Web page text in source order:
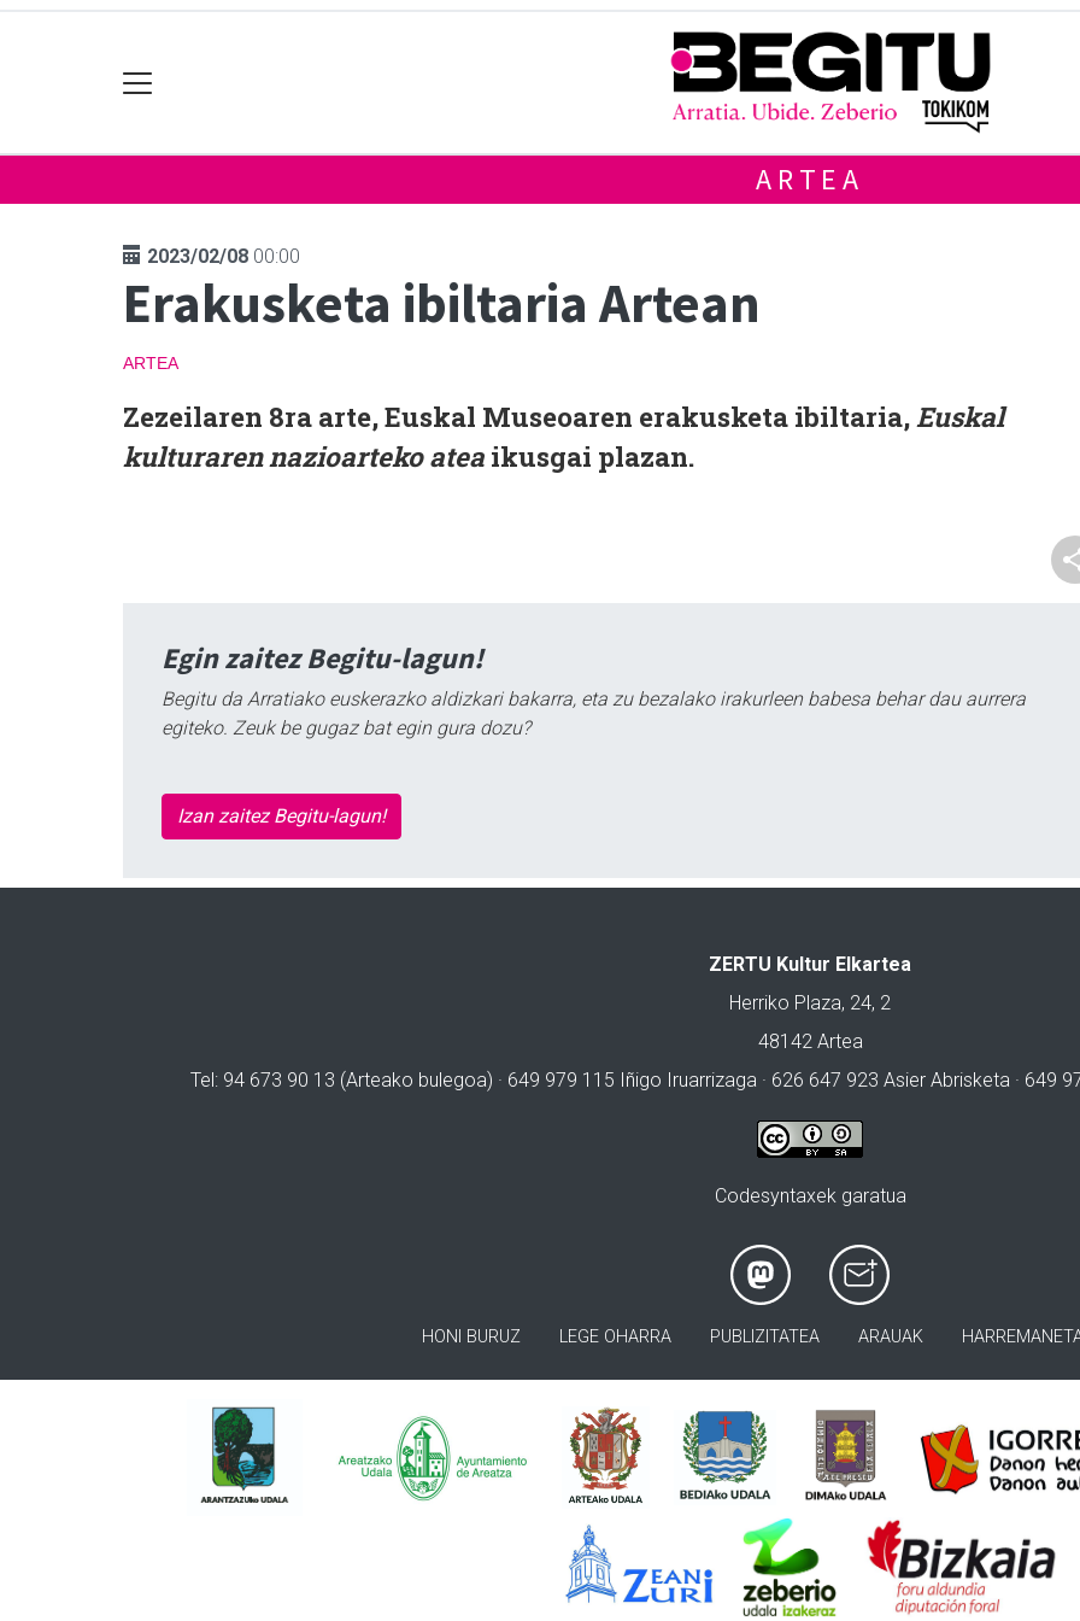
ARTEA
2023/02/08 00:00
Erakusketa ibiltaria Artean
ARTEA
Zezeilaren 8ra arte, Euskal Museoaren erakusketa ibiltaria, Euskal
kulturaren nazioarteko atea ikusgai plazan.
Egin zaitez Begitu-lagun!
Begitu da Arratiako euskerazko aldizkari bakarra, eta zu bezalako irakurleen babesa behar dau aurrera
egiteko. Zeuk be gugaz bat egin gura dozu?
Izan zaitez Begitu-lagun!
ZERTU Kultur Elkartea
Herriko Plaza, 24, 2
48142 Artea
Tel: 94 673 90 13 (Arteako bulegoa) · 649 979 115 Iñigo Iruarrizaga · 626 647 923 Asier Abrisketa · 649
Codesyntaxek garatua
HONI BURUZ LEGE OHARRA PUBLIZITATEA ARAUAK